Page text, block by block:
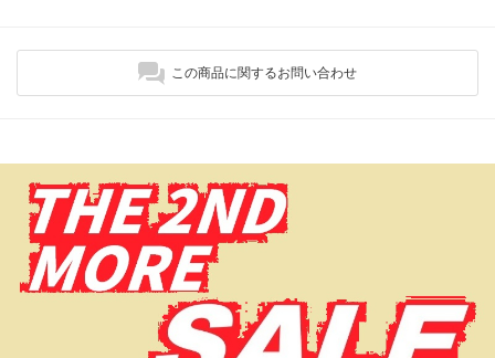
この商品に関するお問い合わせ